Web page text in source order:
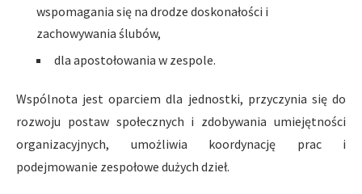
wspomagania się na drodze doskonałości i
zachowywania ślubów,
dla apostołowania w zespole.
Wspólnota jest oparciem dla jednostki, przyczynia się do
rozwoju postaw społecznych i zdobywania umiejętności
organizacyjnych, umożliwia koordynację prac i
podejmowanie zespołowe dużych dzieł.